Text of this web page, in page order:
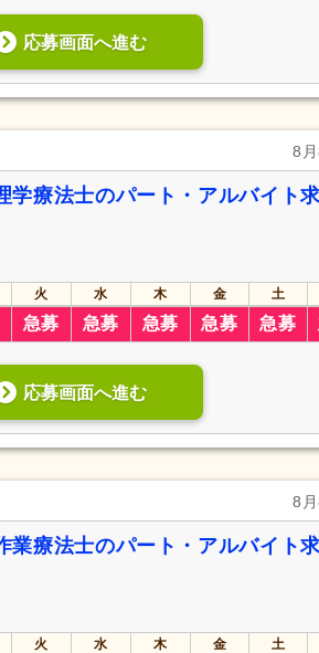
応募画面へ進む
8
学療法士のパート・アルバイト
火 水 木 金 土
急募 急募 急募 急募 急募
応募画面へ進む
8
業療法士のパート・アルバイト
火 水 木 金 土